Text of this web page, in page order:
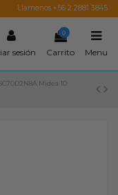
Llamenos +56 2 2881 3845
sesión
0
Carrito Menu
Midea 10